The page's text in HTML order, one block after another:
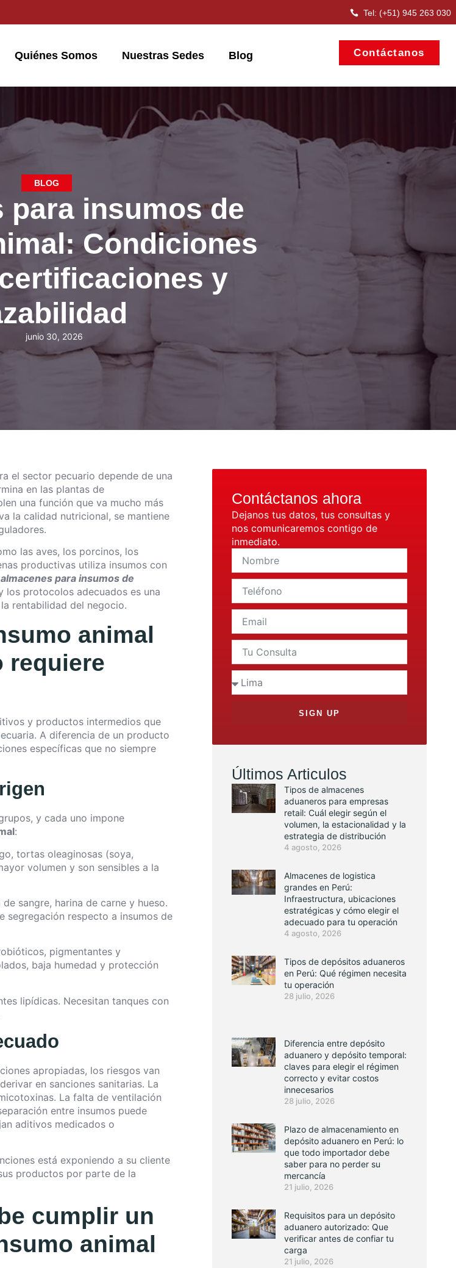
Tel: (+51) 945 263 030
Quiénes Somos Nuestras Sedes Blog Contáctanos
BLOG
para insumos de
Condiciones
y
junio 30, 2026
el sector pecuario depende de una
en las plantas de
una función que va mucho más
la calidad nutricional, se mantiene
las aves, los porcinos, los
productivas utiliza insumos con
almacenes para insumos de
protocolos adecuados es una
rentabilidad del negocio.
animal
requiere
y productos intermedios que
A diferencia de un producto
específicas que no siempre
y cada uno impone
:
tortas oleaginosas (soya,
volumen y son sensibles a la
sangre, harina de carne y hueso.
segregación respecto a insumos de
pigmentantes y
baja humedad y protección
lipídicas. Necesitan tanques con
apropiadas, los riesgos van
en sanciones sanitarias. La
La falta de ventilación
entre insumos puede
aditivos medicados o
está exponiendo a su cliente
productos por parte de la
cumplir un
animal
Contáctanos ahora
Dejanos tus datos, tus consultas y
nos comunicaremos contigo de
inmediato.
SIGN UP
Últimos Articulos
Tipos de almacenes
aduaneros para empresas
retail: Cuál elegir según el
volumen, la estacionalidad y la
estrategia de distribución
4 agosto, 2026
Almacenes de logistica
grandes en Perú:
Infraestructura, ubicaciones
estratégicas y cómo elegir el
adecuado para tu operación
4 agosto, 2026
Tipos de depósitos aduaneros
en Perú: Qué régimen necesita
tu operación
28 julio, 2026
Diferencia entre depósito
aduanero y depósito temporal:
claves para elegir el régimen
correcto y evitar costos
innecesarios
28 julio, 2026
Plazo de almacenamiento en
depósito aduanero en Perú: lo
que todo importador debe
saber para no perder su
mercancía
21 julio, 2026
Requisitos para un depósito
aduanero autorizado: Que
verificar antes de confiar tu
carga
21 julio, 2026